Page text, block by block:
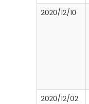
2020/12/10
2020/12/02